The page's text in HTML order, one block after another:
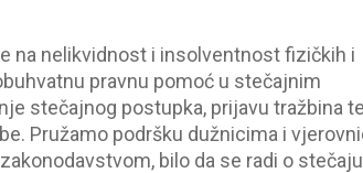
na nelikvidnost i insolventnost fizičkih i
pravnu pomoć u stečajnim
stečajnog postupka, prijavu tražbina
Pružamo podršku dužnicima i
bilo da se radi o stečaju